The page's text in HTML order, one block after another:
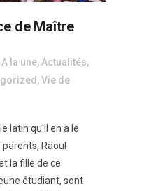
de Maître
A la une, Actualités,
,Vie de
latin qu'il en a le
Raoul
la fille de ce
étudiant, sont